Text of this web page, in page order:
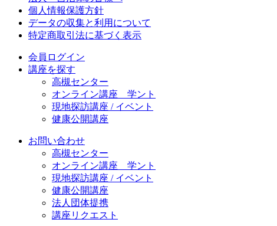
個人情報保護方針
データの収集と利用について
特定商取引法に基づく表示
会員ログイン
講座を探す
高槻センター
オンライン講座 学ント
現地探訪講座 / イベント
健康公開講座
お問い合わせ
高槻センター
オンライン講座 学ント
現地探訪講座 / イベント
健康公開講座
法人団体提携
講座リクエスト